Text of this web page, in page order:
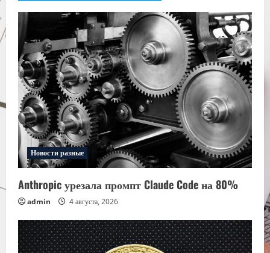
Новости разные
Anthropic урезала промпт Claude Code на 80%
admin 4 августа, 2026